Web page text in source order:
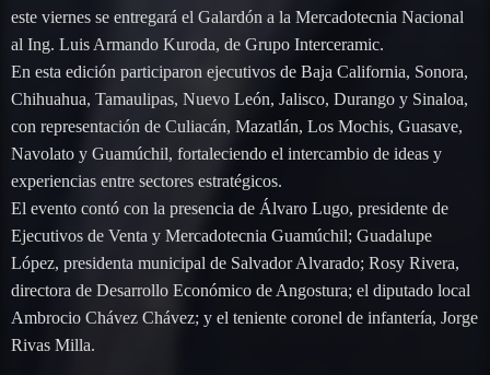
este viernes se entregará el Galardón a la Mercadotecnia Nacional
al Ing. Luis Armando Kuroda, de Grupo Interceramic.
En esta edición participaron ejecutivos de Baja California, Sonora,
Chihuahua, Tamaulipas, Nuevo León, Jalisco, Durango y Sinaloa,
con representación de Culiacán, Mazatlán, Los Mochis, Guasave,
Navolato y Guamúchil, fortaleciendo el intercambio de ideas y
experiencias entre sectores estratégicos.
El evento contó con la presencia de Álvaro Lugo, presidente de
Ejecutivos de Venta y Mercadotecnia Guamúchil; Guadalupe
López, presidenta municipal de Salvador Alvarado; Rosy Rivera,
directora de Desarrollo Económico de Angostura; el diputado local
Ambrocio Chávez Chávez; y el teniente coronel de infantería, Jorge
Rivas Milla.